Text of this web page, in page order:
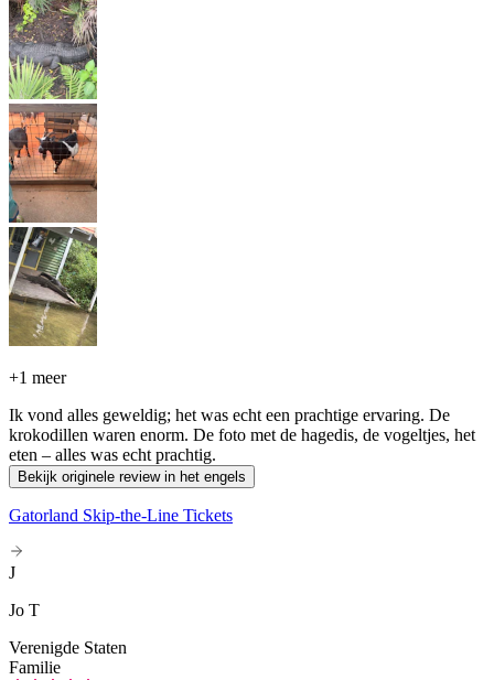
+1 meer
Ik vond alles geweldig; het was echt een prachtige ervaring. De
krokodillen waren enorm. De foto met de hagedis, de vogeltjes, het
eten – alles was echt prachtig.
Bekijk originele review in het engels
Gatorland Skip-the-Line Tickets
J
Jo T
Verenigde Staten
Familie